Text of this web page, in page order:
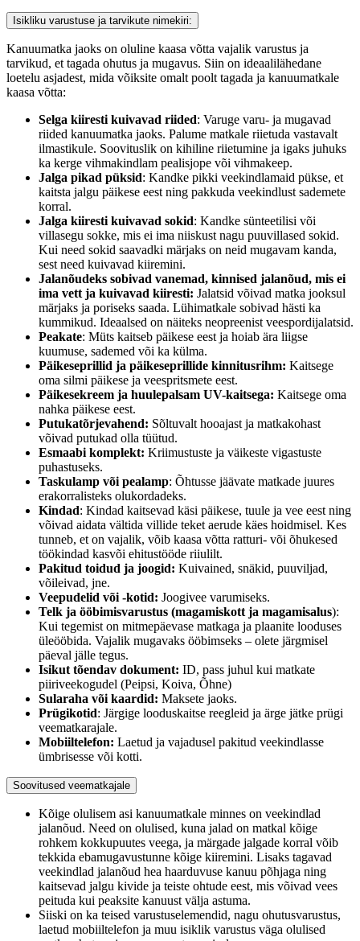
Isikliku varustuse ja tarvikute nimekiri:
Kanuumatka jaoks on oluline kaasa võtta vajalik varustus ja
tarvikud, et tagada ohutus ja mugavus. Siin on ideaalilähedane
loetelu asjadest, mida võiksite omalt poolt tagada ja kanuumatkale
kaasa võtta:
Selga kiiresti kuivavad riided: Varuge varu- ja mugavad
riided kanuumatka jaoks. Palume matkale riietuda vastavalt
ilmastikule. Soovituslik on kihiline riietumine ja igaks juhuks
ka kerge vihmakindlam pealisjope või vihmakeep.
Jalga pikad püksid: Kandke pikki veekindlamaid pükse, et
kaitsta jalgu päikese eest ning pakkuda veekindlust sademete
korral.
Jalga kiiresti kuivavad sokid: Kandke sünteetilisi või
villasegu sokke, mis ei ima niiskust nagu puuvillased sokid.
Kui need sokid saavadki märjaks on neid mugavam kanda,
sest need kuivavad kiiremini.
Jalanõudeks sobivad vanemad, kinnised jalanõud, mis ei
ima vett ja kuivavad kiiresti: Jalatsid võivad matka jooksul
märjaks ja poriseks saada. Lühimatkale sobivad hästi ka
kummikud. Ideaalsed on näiteks neopreenist veespordijalatsid.
Peakate: Müts kaitseb päikese eest ja hoiab ära liigse
kuumuse, sademed või ka külma.
Päikeseprillid ja päikeseprillide kinnitusrihm: Kaitsege
oma silmi päikese ja veespritsmete eest.
Päikesekreem ja huulepalsam UV-kaitsega: Kaitsege oma
nahka päikese eest.
Putukatõrjevahend: Sõltuvalt hooajast ja matkakohast
võivad putukad olla tüütud.
Esmaabi komplekt: Kriimustuste ja väikeste vigastuste
puhastuseks.
Taskulamp või pealamp: Õhtusse jäävate matkade juures
erakorralisteks olukordadeks.
Kindad: Kindad kaitsevad käsi päikese, tuule ja vee eest ning
võivad aidata vältida villide teket aerude käes hoidmisel. Kes
tunneb, et on vajalik, võib kaasa võtta ratturi- või õhukesed
töökindad kasvõi ehitustööde riiulilt.
Pakitud toidud ja joogid: Kuivained, snäkid, puuviljad,
võileivad, jne.
Veepudelid või -kotid: Joogivee varumiseks.
Telk ja ööbimisvarustus (magamiskott ja magamisalus):
Kui tegemist on mitmepäevase matkaga ja plaanite looduses
üleööbida. Vajalik mugavaks ööbimseks – olete järgmisel
päeval jälle tegus.
Isikut tõendav dokument: ID, pass juhul kui matkate
piiriveekogudel (Peipsi, Koiva, Õhne)
Sularaha või kaardid: Maksete jaoks.
Prügikotid: Järgige looduskaitse reegleid ja ärge jätke prügi
veematkarajale.
Mobiiltelefon: Laetud ja vajadusel pakitud veekindlasse
ümbrisesse või kotti.
Soovitused veematkajale
Kõige olulisem asi kanuumatkale minnes on veekindlad
jalanõud. Need on olulised, kuna jalad on matkal kõige
rohkem kokkupuutes veega, ja märgade jalgade korral võib
tekkida ebamugavustunne kõige kiiremini. Lisaks tagavad
veekindlad jalanõud hea haarduvuse kanuu põhjaga ning
kaitsevad jalgu kivide ja teiste ohtude eest, mis võivad vees
peituda kui peaksite kanuust välja astuma.
Siiski on ka teised varustuselemendid, nagu ohutusvarustus,
laetud mobiiltelefon ja muu isiklik varustus väga olulised